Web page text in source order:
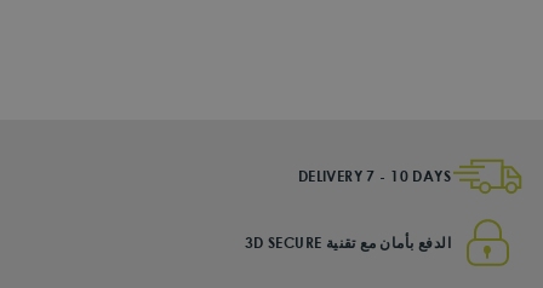
DELIVERY 7 - 10 DAYS
الدفع بأمان مع تقنية 3D SECURE